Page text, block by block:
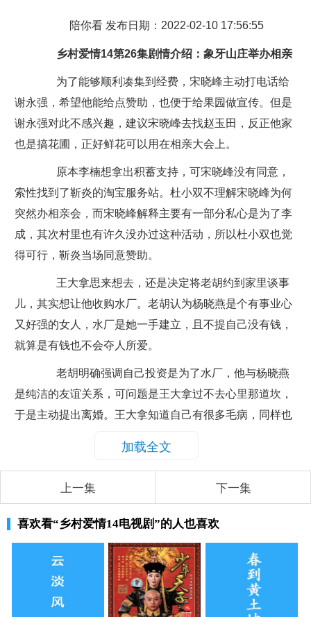
陪你看 发布日期：2022-02-10 17:56:55
乡村爱情14第26集剧情介绍：象牙山庄举办相亲
为了能够顺利凑集到经费，宋晓峰主动打电话给
谢永强，希望他能给点赞助，也便于给果园做宣传。但是
谢永强对此不感兴趣，建议宋晓峰去找赵玉田，反正他家
也是搞花圃，正好鲜花可以用在相亲大会上。
原本李楠想拿出积蓄支持，可宋晓峰没有同意，
索性找到了靳炎的淘宝服务站。杜小双不理解宋晓峰为何
突然办相亲会，而宋晓峰解释主要有一部分私心是为了李
成，其次村里也有许久没办过这种活动，所以杜小双也觉
得可行，靳炎当场同意赞助。
王大拿思来想去，还是决定将老胡约到家里谈事
儿，其实想让他收购水厂。老胡认为杨晓燕是个有事业心
又好强的女人，水厂是她一手建立，且不提自己没有钱，
就算是有钱也不会夺人所爱。
老胡明确强调自己投资是为了水厂，他与杨晓燕
是纯洁的友谊关系，可问题是王大拿过不去心里那道坎，
于是主动提出离婚。王大拿知道自己有很多毛病，同样也
不舒服。杨晓燕没有同意，毕竟组成一个家庭不容易，可
正因象牙山庄想要举办一场相亲大会，专门为大
龄青年脱单而准备，所以宋晓峰有了创意的点子，便与杜
小双商量广集众人参加。起初张中维根本不同意，可他得
知杜小双也会参加，立马双手赞成，而这个相亲大会，同
样吸引了酒瓶子等人的踊跃报名。
加载全文
上一集 下一集
喜欢看“乡村爱情14电视剧”的人也喜欢